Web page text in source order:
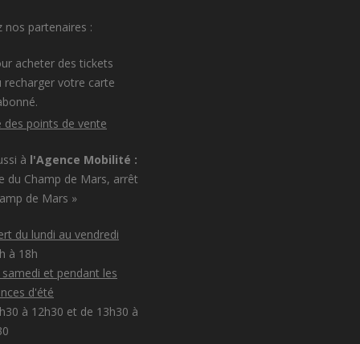
nos partenaires :
acheter des tickets
recharger votre carte
des points de vente
à l'Agence Mobilité :
du Champ de Mars, arrêt
de Mars »
du lundi au vendredi
à 18h
samedi et pendant les
d'été
à 12h30 et de 13h30 à